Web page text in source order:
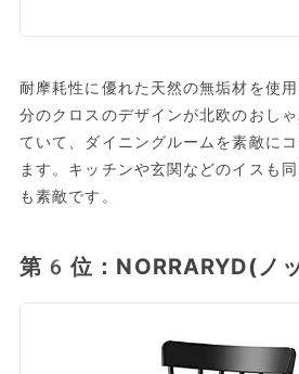
耐摩耗性に優れた天然の無垢材を使
分のクロスのデザインが北欧のおし
ていて、ダイニングルームを素敵に
ます。キッチンや玄関などのイスも
も素敵です。
第6位：NORRARYD(ノ